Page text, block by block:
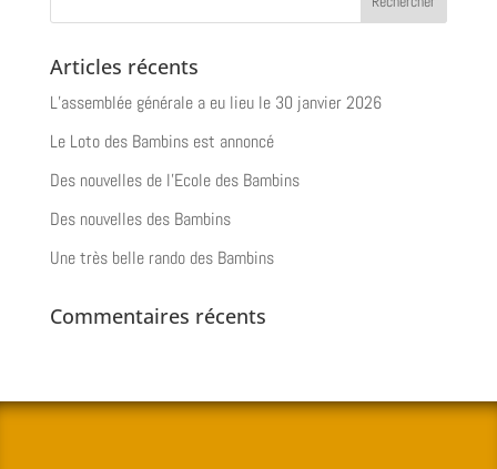
Articles récents
L’assemblée générale a eu lieu le 30 janvier 2026
Le Loto des Bambins est annoncé
Des nouvelles de l’Ecole des Bambins
Des nouvelles des Bambins
Une très belle rando des Bambins
Commentaires récents